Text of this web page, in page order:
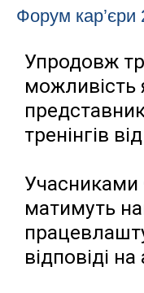
Форум кар’єри
Упродовж
можливість
тренінгів
Учасниками
матимуть
відповіді